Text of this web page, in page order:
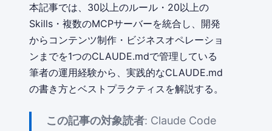
本記事では、30以上のルール・20以上の
Skills・複数のMCPサーバーを統合し、開発
からコンテンツ制作・ビジネスオペレーショ
ンまでを1つのCLAUDE.mdで管理している
筆者の運用経験から、実践的なCLAUDE.md
の書き方とベストプラクティスを解説する。
この記事の対象読者: Claude Code